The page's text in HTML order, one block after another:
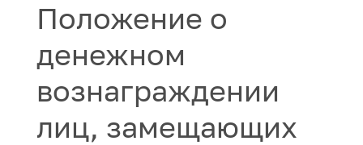
Положение о
денежном
вознаграждении
лиц, замещающих